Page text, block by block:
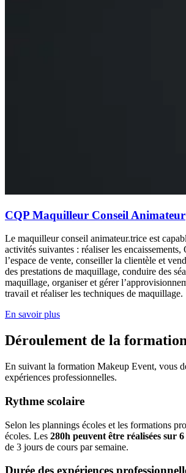
CQP Maquilleur Conseil Animateur
Le maquilleur conseil animateur.trice est
activités suivantes : réaliser les encaissements,
l’espace de vente, conseiller la clientèle et
des prestations de maquillage, conduire des
maquillage, organiser et gérer
travail et réaliser les techniques de maquillage.
En savoir plus
Déroulement de la
En suivant la formation Makeup Event, vous
expériences professionnelles.
Rythme scolaire
Selon les plannings écoles et les formations
écoles. Les 280h peuvent être réalisées sur
de 3 jours de cours par semaine.